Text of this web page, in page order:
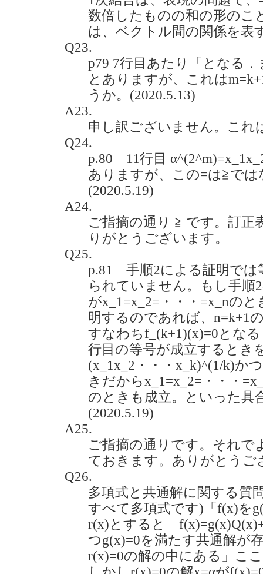
数倍したものの和の形のこ
は、ベクトル間の関係を表
Q23.
p79 7行目あたり「となる
とありますが、これは
うか。(2020.5.13)
A23.
申し訳ございません。これ
Q24.
p.80 11行目
ありますが、この=は≧で
(2020.5.19)
A24.
ご指摘の通り ≧ です。訂正
りがとうございます。
Q25.
p.81 手順2による証明では
られていません。もし手順
がx_1=x_2=・・・=x_nの
明するのであれば、n=k+1
すなわちf_(k+1)(x)=0とな
行目の等号が成立するとき
(x_1x_2・・・x_k)^(1/k)か
きだからx_1=x_2=・・・
のときも成立。といった具
(2020.5.19)
A25.
ご指摘の通りです。それで
ておきます。ありがとうご
Q26.
多項式と共通解に関する質
すべて多項式です)「f(x)を
r(x)とすると
つg(x)=0を満たす共通解が
r(x)=0の解の中にある」こ